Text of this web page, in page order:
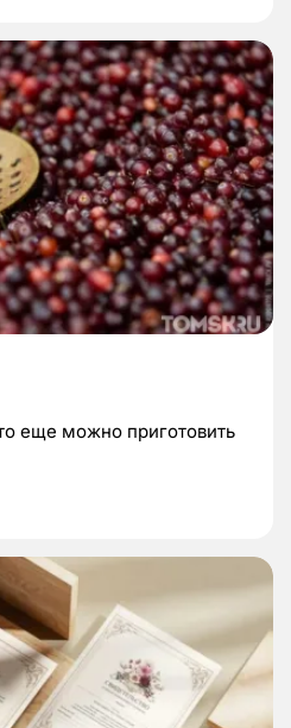
еще можно приготовить